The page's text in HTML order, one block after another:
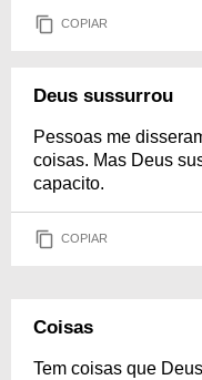
COPIAR
Deus sussurrou
Pessoas me
coisas. Mas Deus
capacito.
COPIAR
Coisas
Tem coisas que